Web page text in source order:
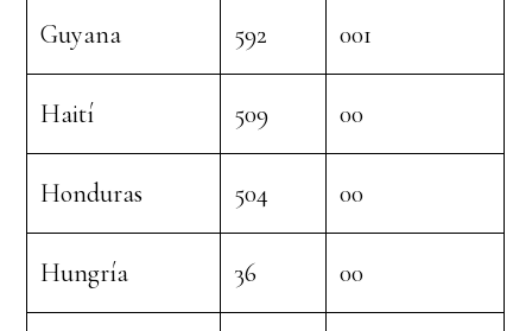
Guyana 592 001
Haití 509 00
Honduras 504 00
Hungría 36 00